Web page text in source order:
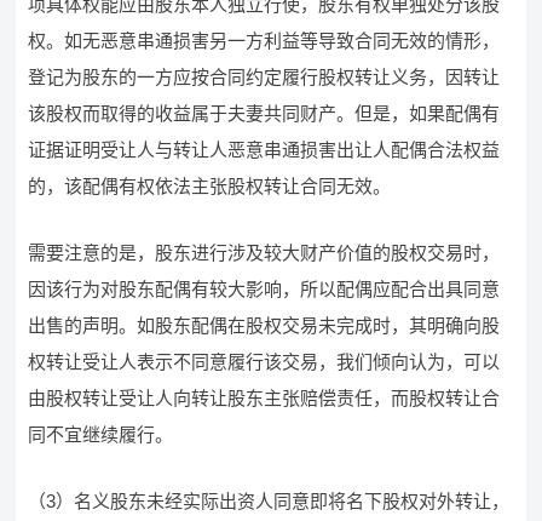
项具体权能应由股东本人独立行使，股东有权单独处分该股
权。如无恶意串通损害另一方利益等导致合同无效的情形，
登记为股东的一方应按合同约定履行股权转让义务，因转让
该股权而取得的收益属于夫妻共同财产。但是，如果配偶有
证据证明受让人与转让人恶意串通损害出让人配偶合法权益
的，该配偶有权依法主张股权转让合同无效。
需要注意的是，股东进行涉及较大财产价值的股权交易时，
因该行为对股东配偶有较大影响，所以配偶应配合出具同意
出售的声明。如股东配偶在股权交易未完成时，其明确向股
权转让受让人表示不同意履行该交易，我们倾向认为，可以
由股权转让受让人向转让股东主张赔偿责任，而股权转让合
同不宜继续履行。
（3）名义股东未经实际出资人同意即将名下股权对外转让，